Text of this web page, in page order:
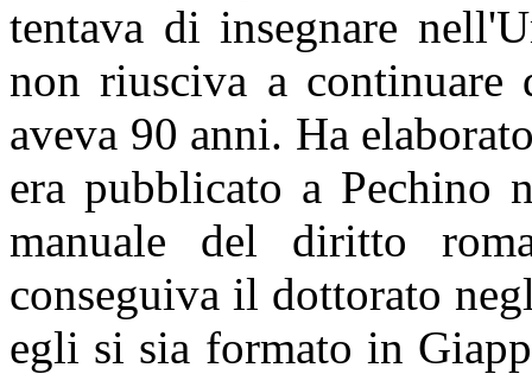
tentava di insegnare
non riusciva a
aveva 90 anni. Ha
era pubblicato a Pechino
manuale del diritto
conseguiva il dottorato
egli si sia formato in